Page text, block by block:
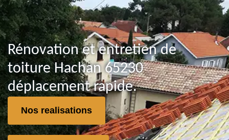
Rénovation et entretien de
toiture Hachan 65230
déplacement rapide.
Nos realisations